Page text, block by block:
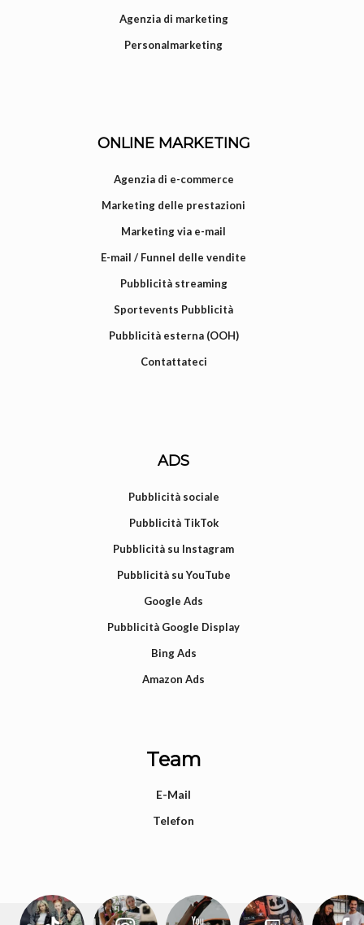
Agenzia di marketing
Personalmarketing
ONLINE MARKETING
Agenzia di e-commerce
Marketing delle prestazioni
Marketing via e-mail
E-mail / Funnel delle vendite
Pubblicità streaming
Sportevents Pubblicità
Pubblicità esterna (OOH)
Contattateci
ADS
Pubblicità sociale
Pubblicità TikTok
Pubblicità su Instagram
Pubblicità su YouTube
Google Ads
Pubblicità Google Display
Bing Ads
Amazon Ads
Team
E-Mail
Telefon